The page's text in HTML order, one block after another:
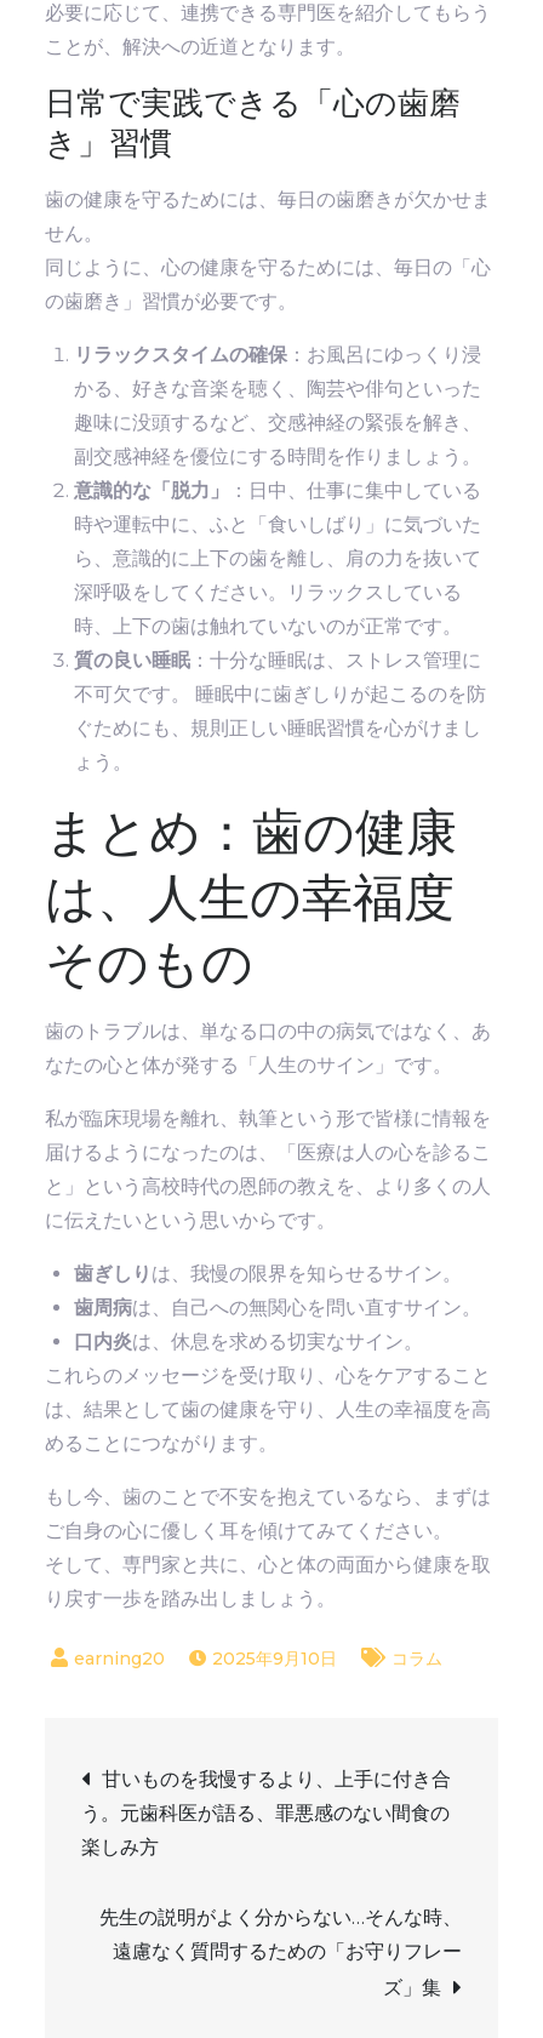
必要に応じて、連携できる専門医を紹介してもらう
ことが、解決への近道となります。
日常で実践できる「心の歯磨
き」習慣
歯の健康を守るためには、毎日の歯磨きが欠かせま
せん。
同じように、心の健康を守るためには、毎日の「心
の歯磨き」習慣が必要です。
リラックスタイムの確保 ：お風呂にゆっくり浸
かる、好きな音楽を聴く、陶芸や俳句といった
趣味に没頭するなど、交感神経の緊張を解き、
副交感神経を優位にする時間を作りましょう。
意識的な「脱力」
：日中、仕事に集中している
時や運転中に、ふと「食いしばり」に気づいた
ら、意識的に上下の歯を離し、肩の力を抜いて
深呼吸をしてください。リラックスしている
時、上下の歯は触れていないのが正常です。
質の良い睡眠 ：十分な睡眠は、ストレス管理に
不可欠です。 睡眠中に歯ぎしりが起こるのを防
ぐためにも、規則正しい睡眠習慣を心がけまし
ょう。
まとめ：歯の健康
は、人生の幸福度
そのもの
歯のトラブルは、単なる口の中の病気ではなく、あ
なたの心と体が発する「人生のサイン」です。
私が臨床現場を離れ、執筆という形で皆様に情報を
届けるようになったのは、「医療は人の心を診るこ
と」という高校時代の恩師の教えを、より多くの人
に伝えたいという思いからです。
歯ぎしり は、我慢の限界を知らせるサイン。
歯周病は、自己への無関心を問い直すサイン。
口内炎は、休息を求める切実なサイン。
これらのメッセージを受け取り、心をケアすること
は、結果として歯の健康を守り、人生の幸福度を高
めることにつながります。
もし今、歯のことで不安を抱えているなら、まずは
ご自身の心に優しく耳を傾けてみてください。
そして、専門家と共に、心と体の両面から健康を取
り戻す一歩を踏み出しましょう。
2025年9月10日 コラム
投
稿
ナ
ビ
甘いものを我慢するより、上手に付き合
う。元歯科医が語る、罪悪感のない間食の
楽しみ方
先生の説明がよく分からない…そんな時、
遠慮なく質問するための「お守りフレー
ズ」集